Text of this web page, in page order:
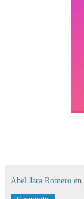
Abel Jara Romero en